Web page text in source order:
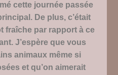
cette journée passée
De plus, c’était
fraîche par rapport à ce
J’espère que vous
animaux même si
et qu’on aimerait